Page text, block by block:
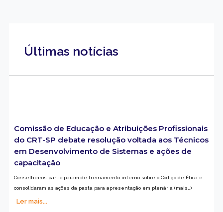
Últimas notícias
Comissão de Educação e Atribuições Profissionais
do CRT-SP debate resolução voltada aos Técnicos
em Desenvolvimento de Sistemas e ações de
capacitação
Conselheiros participaram de treinamento interno sobre o Código de Ética e
consolidaram as ações da pasta para apresentação em plenária (mais…)
Ler mais...